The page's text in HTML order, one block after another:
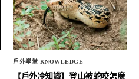
戶外學堂 KNOWLEDGE
【戶外冷知識】登山被蛇咬怎麼